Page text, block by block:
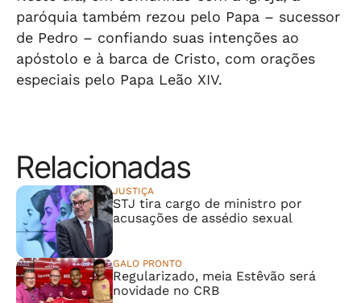
paróquia também rezou pelo Papa – sucessor
de Pedro – confiando suas intenções ao
apóstolo e à barca de Cristo, com orações
especiais pelo Papa Leão XIV.
Relacionadas
JUSTIÇA
STJ tira cargo de ministro por
acusações de assédio sexual
GALO PRONTO
Regularizado, meia Estêvão será
novidade no CRB